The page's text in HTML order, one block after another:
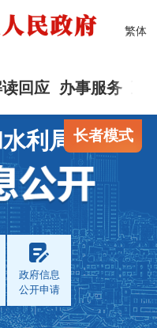
繁体
回应 办事服务
长者模式
利局
政府信息
公开申请